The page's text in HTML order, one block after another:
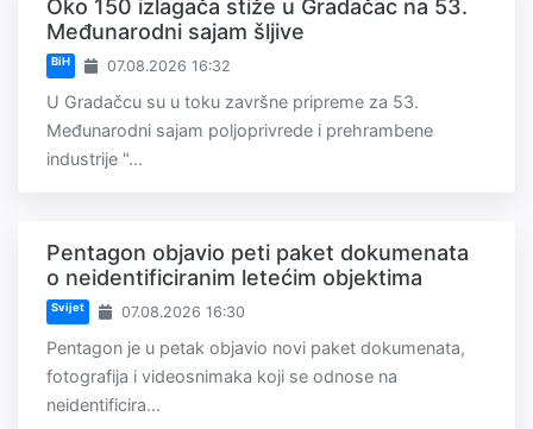
Oko 150 izlagača stiže u Gradačac na 53.
Međunarodni sajam šljive
BiH 07.08.2026 16:32
U Gradačcu su u toku završne pripreme za 53.
Međunarodni sajam poljoprivrede i prehrambene
industrije "...
Pentagon objavio peti paket dokumenata
o neidentificiranim letećim objektima
Svijet 07.08.2026 16:30
Pentagon je u petak objavio novi paket dokumenata,
fotografija i videosnimaka koji se odnose na
neidentificira...